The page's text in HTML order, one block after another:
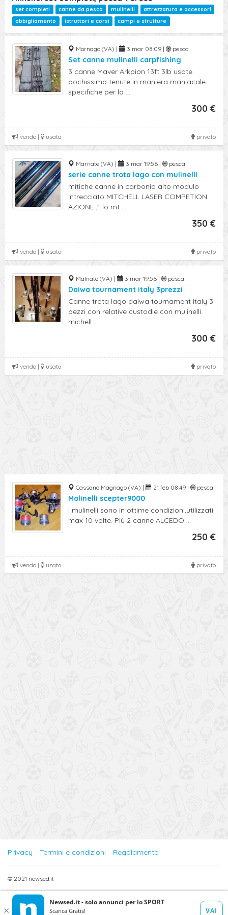
set completi canne da pesca mulinelli
attrezzatura e accessori
abbigliamento
istruttori e corsi campi e strutture
Mornago (VA) | 3 mar 08:09 | pesca
Set canne mulinelli carpfishing
3 canne Maver Arkpion 13ft 3lb usate
pochissimo tenute in maniera maniacale
specifiche per la ...
300 €
privato
vendo | usato
Marnate (VA) | 3 mar 19:56 | pesca
serie canne trota lago con mulinelli
mitiche canne in carbonio alto modulo
intrecciato MITCHELL LASER COMPETION
AZIONE ,1 lo mt ...
350 €
privato
vendo | usato
Malnate (VA) | 3 mar 19:56 | pesca
Daiwa tournament italy 3prezzi
Canne trota lago daiwa tournament italy 3
pezzi con relative custodie con mulinelli
michell ...
300 €
privato
vendo | usato
Cassano Magnago (VA) | 21 feb 08:49 | pesca
Molinelli scepter9000
I mulinelli sono in ottime condizioni,utilizzati
max 10 volte. Più 2 canne ALCEDO ...
250 €
privato
vendo | usato
Privacy Termini e condizioni Regolamento
© 2021 newsed.it